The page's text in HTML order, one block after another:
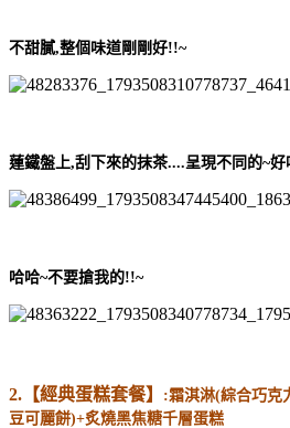
不甜膩,整個味道剛剛好!!~
蓮鐵盤上,刮下來的抹茶....呈現不同的~
哈哈~不要搶我的!!~
2.【經典蛋糕套餐】
:霜淇淋(綜合巧克
豆可麗餅)+炙燒黑焦糖千層蛋糕